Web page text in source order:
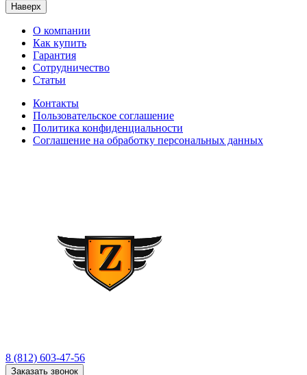
Наверх
О компании
Как купить
Гарантия
Сотрудничество
Статьи
Контакты
Пользовательское соглашение
Политика конфиденциальности
Соглашение на обработку персональных данных
8 (812) 603-47-56
Заказать звонок